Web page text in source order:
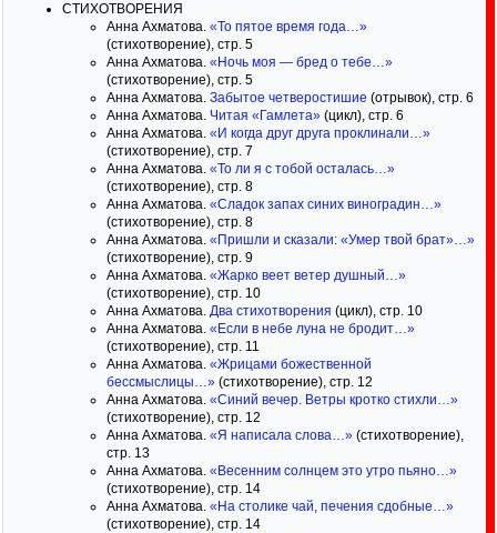
СТИХОТВОРЕНИЯ
Анна Ахматова. «То пятое время года…»
(стихотворение), стр. 5
Анна Ахматова. «Ночь моя — бред о тебе…»
(стихотворение), стр. 5
Анна Ахматова. Забытое четверостишие (отрывок), стр. 6
Анна Ахматова. Читая «Гамлета» (цикл), стр. 6
Анна Ахматова. «И когда друг друга проклинали…»
(стихотворение), стр. 7
Анна Ахматова. «То ли я с тобой осталась…»
(стихотворение), стр. 8
Анна Ахматова. «Сладок запах синих виноградин…»
(стихотворение), стр. 8
Анна Ахматова. «Пришли и сказали: «Умер твой брат»…»
(стихотворение), стр. 9
Анна Ахматова. «Жарко веет ветер душный…»
(стихотворение), стр. 10
Анна Ахматова. Два стихотворения (цикл), стр. 10
Анна Ахматова. «Если в небе луна не бродит…»
(стихотворение), стр. 11
Анна Ахматова. «Жрицами божественной
бессмыслицы…» (стихотворение), стр. 12
Анна Ахматова. «Синий вечер. Ветры кротко стихли…»
(стихотворение), стр. 12
Анна Ахматова. «Я написала слова…» (стихотворение),
стр. 13
Анна Ахматова. «Весенним солнцем это утро пьяно…»
(стихотворение), стр. 14
Анна Ахматова. «На столике чай, печения сдобные…»
(стихотворение), стр. 14